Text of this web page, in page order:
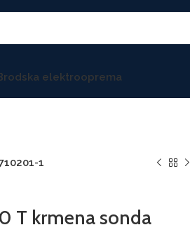
elektrooprema
1
T krmena sonda